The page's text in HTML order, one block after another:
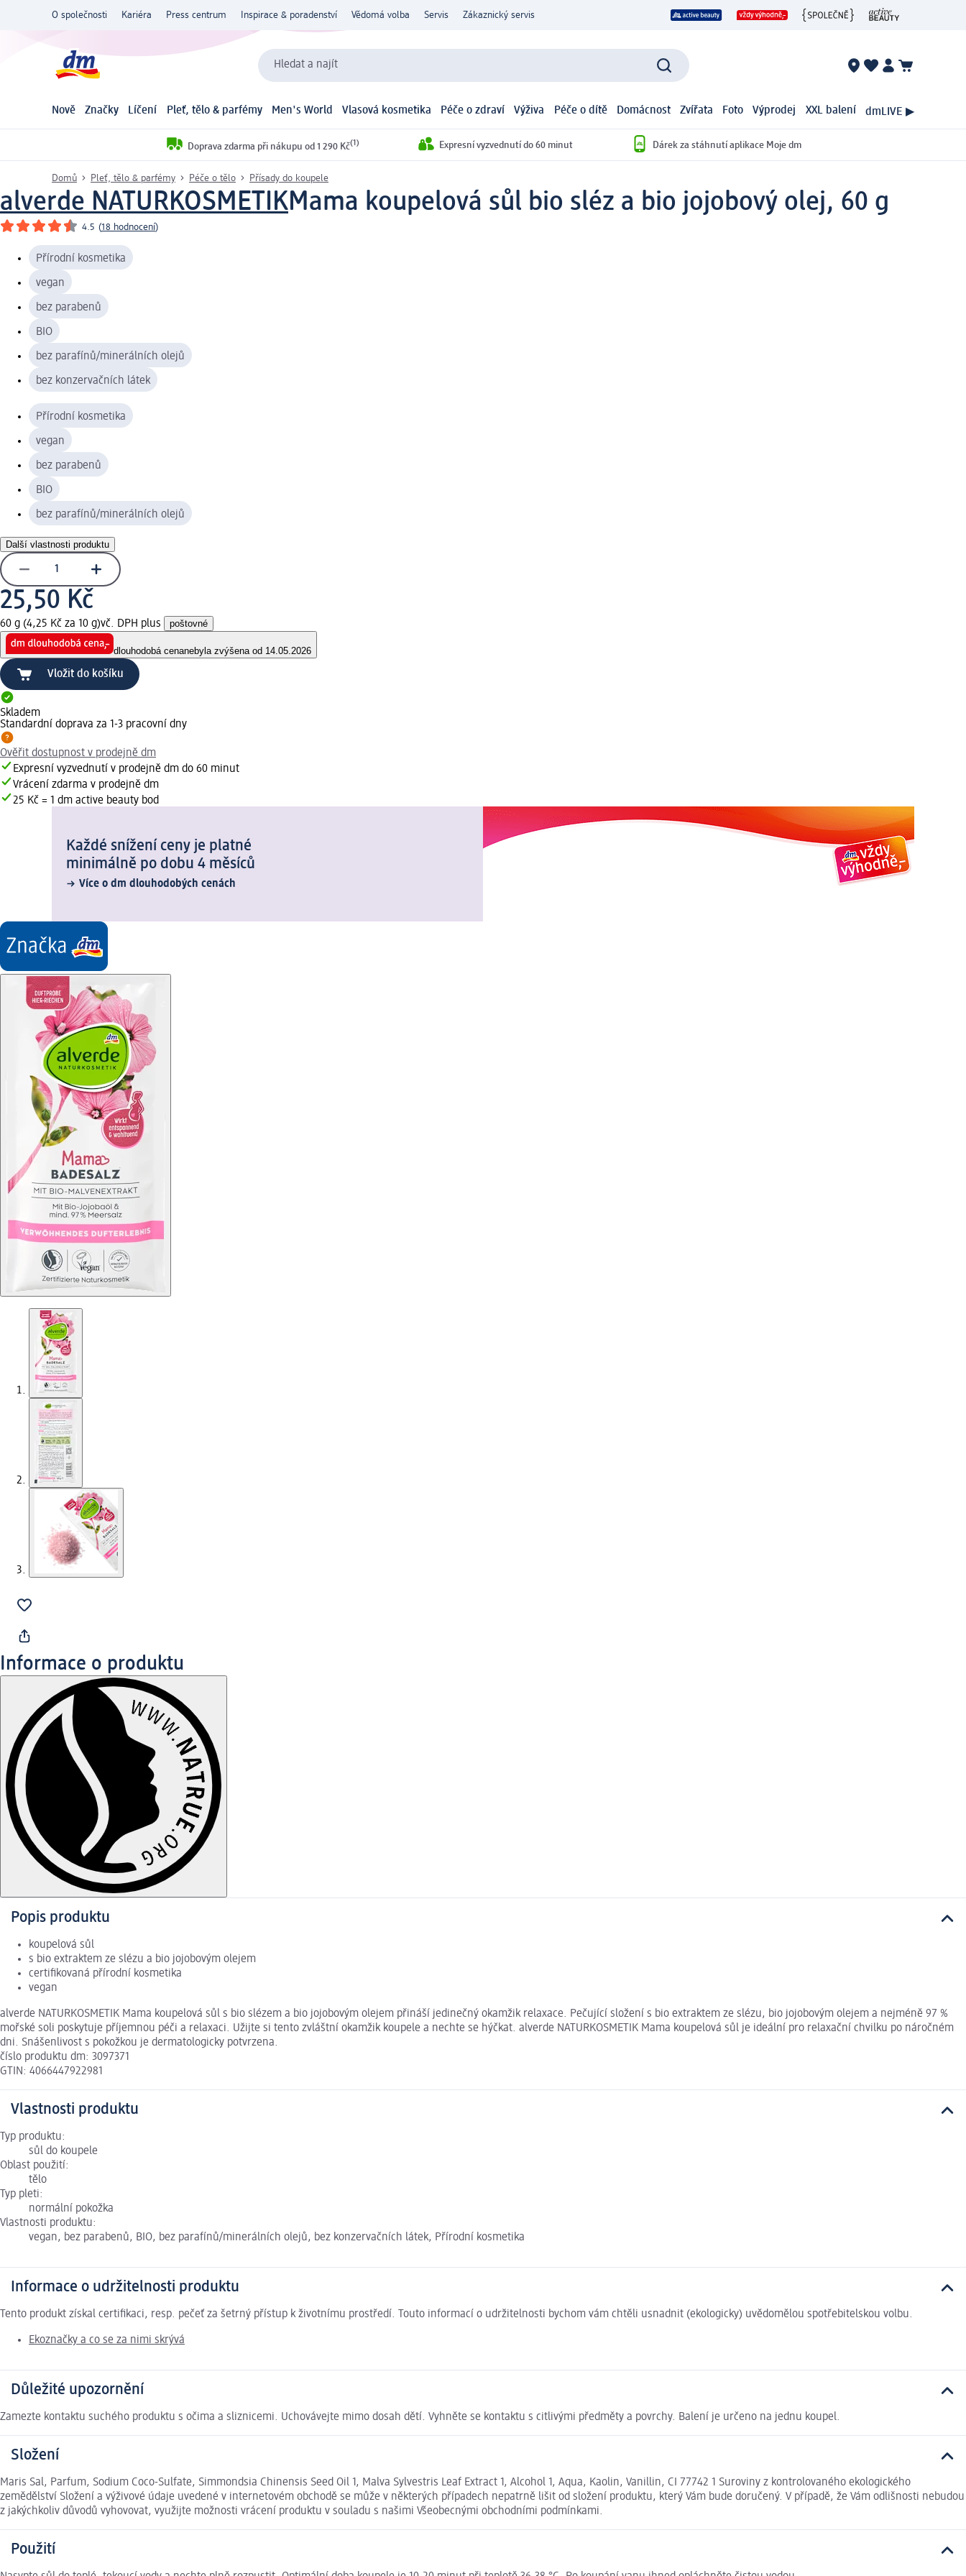
O společnosti Kariéra Press centrum Inspirace & poradenství Vědomá volba Servis Zákaznický servis
Hledat a najít
Nově Značky Líčení Pleť, tělo & parfémy Men's World Vlasová kosmetika Péče o zdraví Výživa Péče o dítě Domácnost Zvířata Foto Výprodej XXL balení dmLIVE ▶
Doprava zdarma při nákupu od 1 290 Kč(1) Expresní vyzvednutí do 60 minut Dárek za stáhnutí aplikace Moje dm
Domů Pleť, tělo & parfémy Péče o tělo Přísady do koupele
alverde NATURKOSMETIKMama koupelová sůl bio sléz a bio jojobový olej, 60 g
4.5 (18 hodnocení)
Přírodní kosmetika
vegan
bez parabenů
BIO
bez parafínů/minerálních olejů
bez konzervačních látek
Přírodní kosmetika
vegan
bez parabenů
BIO
bez parafínů/minerálních olejů
Další vlastnosti produktu
25,50 Kč
60 g (4,25 Kč za 10 g)vč. DPH plus poštovné
dlouhodobá cenanebyla zvýšena od 14.05.2026
Vložit do košíku
Skladem
Standardní doprava za 1-3 pracovní dny
Ověřit dostupnost v prodejně dm
Expresní vyzvednutí v prodejně dm do 60 minut
Vrácení zdarma v prodejně dm
25 Kč = 1 dm active beauty bod
Každé snížení ceny je platné
minimálně po dobu 4 měsíců
Více o dm dlouhodobých cenách
Informace o produktu
Popis produktu
koupelová sůl
s bio extraktem ze slézu a bio jojobovým olejem
certifikovaná přírodní kosmetika
vegan
alverde NATURKOSMETIK Mama koupelová sůl s bio slézem a bio jojobovým olejem přináší jedinečný okamžik relaxace. Pečující složení s bio extraktem ze slézu, bio jojobovým olejem a nejméně 97 %
mořské soli poskytuje příjemnou péči a relaxaci. Užijte si tento zvláštní okamžik koupele a nechte se hýčkat. alverde NATURKOSMETIK Mama koupelová sůl je ideální pro relaxační chvilku po náročném
dni. Snášenlivost s pokožkou je dermatologicky potvrzena.
číslo produktu dm: 3097371
GTIN: 4066447922981
Vlastnosti produktu
Typ produktu:
sůl do koupele
Oblast použití:
tělo
Typ pleti:
normální pokožka
Vlastnosti produktu:
vegan, bez parabenů, BIO, bez parafínů/minerálních olejů, bez konzervačních látek, Přírodní kosmetika
Informace o udržitelnosti produktu
Tento produkt získal certifikaci, resp. pečeť za šetrný přístup k životnímu prostředí. Touto informací o udržitelnosti bychom vám chtěli usnadnit (ekologicky) uvědomělou spotřebitelskou volbu.
Ekoznačky a co se za nimi skrývá
Důležité upozornění
Zamezte kontaktu suchého produktu s očima a sliznicemi. Uchovávejte mimo dosah dětí. Vyhněte se kontaktu s citlivými předměty a povrchy. Balení je určeno na jednu koupel.
Složení
Maris Sal, Parfum, Sodium Coco-Sulfate, Simmondsia Chinensis Seed Oil 1, Malva Sylvestris Leaf Extract 1, Alcohol 1, Aqua, Kaolin, Vanillin, CI 77742 1 Suroviny z kontrolovaného ekologického
zemědělství Složení a výživové údaje uvedené v internetovém obchodě se může v některých případech nepatrně lišit od složení produktu, který Vám bude doručený. V případě, že Vám odlišnosti nebudou
z jakýchkoliv důvodů vyhovovat, využijte možnosti vrácení produktu v souladu s našimi Všeobecnými obchodními podmínkami.
Použití